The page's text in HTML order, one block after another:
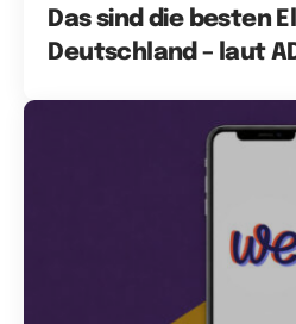
Das sind die besten
Deutschland – laut